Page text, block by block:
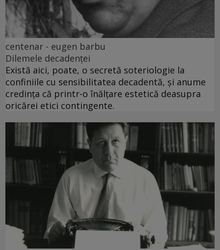
centenar - eugen barbu
Dilemele decadenței
Există aici, poate, o secretă soteriologie la
confiniile cu sensibilitatea decadentă, și anume
credința că printr-o înălțare estetică deasupra
oricărei etici contingente.